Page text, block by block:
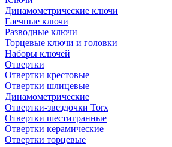
Динамометрические ключи
Гаечные ключи
Разводные ключи
Торцевые ключи и головки
Наборы ключей
Отвертки
Отвертки крестовые
Отвертки шлицевые
Динамометрические
Отвертки-звездочки Torx
Отвертки шестигранные
Отвертки керамические
Отвертки торцевые